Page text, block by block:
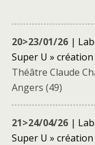
20>23/01/26 |
Super U »
Théâtre Claude
Angers (49)
21>24/04/26 |
Super U »